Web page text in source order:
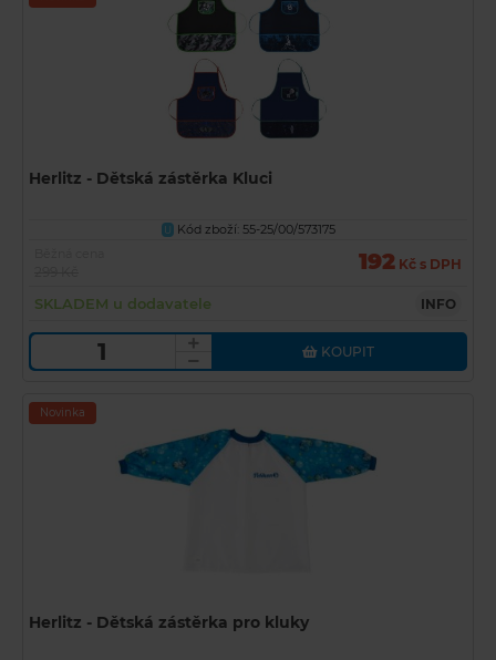
Herlitz - Dětská zástěrka Kluci
U Kód zboží: 55-25/00/573175
192 Kč s DPH
SKLADEM u dodavatele INFO
KOUPIT
Novinka
Herlitz - Dětská zástěrka pro kluky